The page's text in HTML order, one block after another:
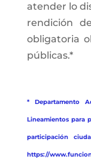
atender lo
rendición
obligatoria
públicas.*
* Departamento
Lineamientos para
participación
https://